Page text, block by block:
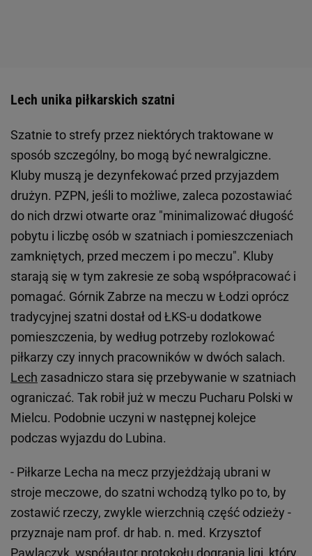
Lech unika piłkarskich szatni
Szatnie to strefy przez niektórych traktowane w
sposób szczególny, bo mogą być newralgiczne.
Kluby muszą je dezynfekować przed przyjazdem
drużyn. PZPN, jeśli to możliwe, zaleca pozostawiać
do nich drzwi otwarte oraz "minimalizować długość
pobytu i liczbę osób w szatniach i pomieszczeniach
zamkniętych, przed meczem i po meczu". Kluby
starają się w tym zakresie ze sobą współpracować i
pomagać. Górnik Zabrze na meczu w Łodzi oprócz
tradycyjnej szatni dostał od ŁKS-u dodatkowe
pomieszczenia, by według potrzeby rozlokować
piłkarzy czy innych pracowników w dwóch salach.
Lech zasadniczo stara się przebywanie w szatniach
ograniczać. Tak robił już w meczu Pucharu Polski w
Mielcu. Podobnie uczyni w następnej kolejce
podczas wyjazdu do Lubina.
- Piłkarze Lecha na mecz przyjeżdżają ubrani w
stroje meczowe, do szatni wchodzą tylko po to, by
zostawić rzeczy, zwykle wierzchnią część odzieży -
przyznaje nam prof. dr hab. n. med. Krzysztof
Pawlaczyk, współautor protokołu dogrania ligi , który